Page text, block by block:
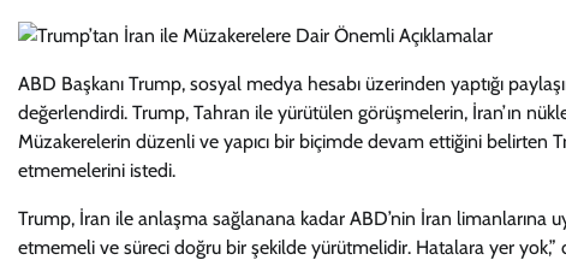
ABD Başkanı Trump, sosyal medya hesabı üzerinden yaptığı
değerlendirdi. Trump, Tahran ile yürütülen görüşmelerin, İran’ın
Müzakerelerin düzenli ve yapıcı bir biçimde devam ettiğini
etmemelerini istedi.
Trump, İran ile anlaşma sağlanana kadar ABD’nin İran limanlarına
etmemeli ve süreci doğru bir şekilde yürütmelidir. Hatalara yer yok,”